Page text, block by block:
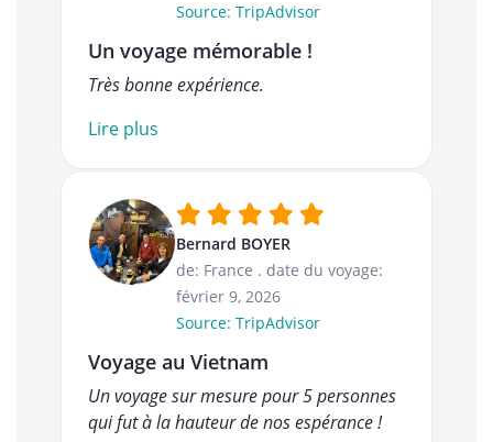
Source: TripAdvisor
Un voyage mémorable !
Très bonne expérience.
Lire plus
Bernard BOYER
de: France . date du voyage:
février 9, 2026
Source: TripAdvisor
Voyage au Vietnam
Un voyage sur mesure pour 5 personnes
qui fut à la hauteur de nos espérance !